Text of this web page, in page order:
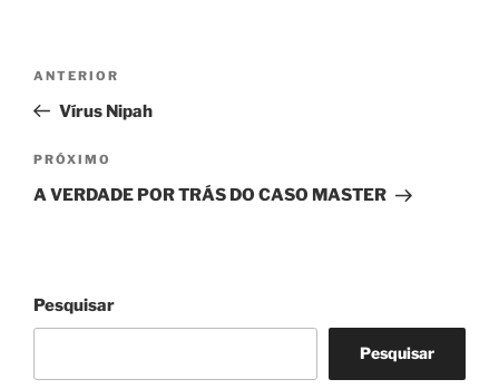
Post
Post
anterior
ANTERIOR
Vírus Nipah
Próximo
post
PRÓXIMO
A VERDADE POR TRÁS DO CASO MASTER
Pesquisar
Pesquisar